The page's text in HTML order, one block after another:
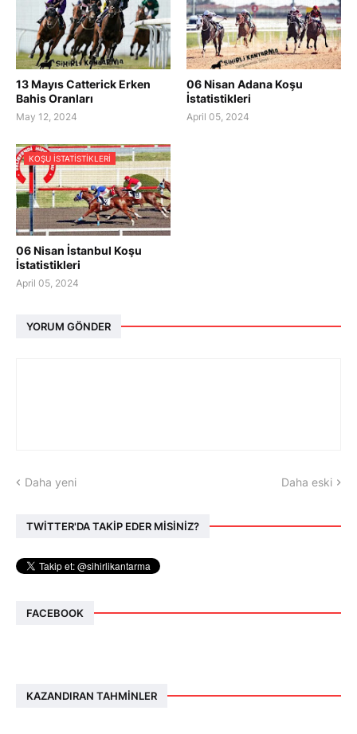
13 Mayıs Catterick Erken
Bahis Oranları
May 12, 2024
06 Nisan Adana Koşu
İstatistikleri
April 05, 2024
KOŞU ISTATISTIKLERI
06 Nisan İstanbul Koşu
İstatistikleri
April 05, 2024
YORUM GÖNDER
Daha yeni Daha eski
TWİTTER'DA TAKİP EDER MİSİNİZ?
FACEBOOK
KAZANDIRAN TAHMINLER